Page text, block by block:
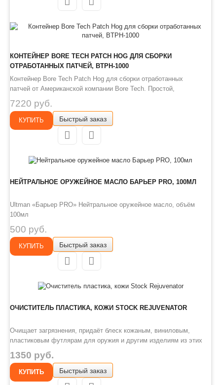
скольжение затворных групп, сп
КОНТЕЙНЕР BORE TECH PATCH HOG ДЛЯ СБОРКИ
ОТРАБОТАННЫХ ПАТЧЕЙ, BTPH-1000
Контейнер Bore Tech Patch Hog для сборки отработанных
патчей от Американской компании Bore Tech. Простой,
эффективный и удобный. Отличный подарок как себе так и
любому охотнику. Сборщик патчей первый на рынке,
оригинальный запатентованный контейнер, предназначенный для
сбора исп..
7220 руб.
КУПИТЬ Быстрый заказ
НЕЙТРАЛЬНОЕ ОРУЖЕЙНОЕ МАСЛО БАРЬЕР PRO, 100МЛ
Ultman «Барьер PRO» Нейтральное оружейное масло, объём
100мл
Нейтральное оружейное масло Ultman «Барьер PRO»
предназначено для надежной защиты всех видов огнестрельного
оружия в процессе среднесрочного и межсезонного хранения.
Предотвращает проникновения воды к поверхности металла,
вытесняет уже существующую влагу, обладает свойствами
500 руб.
КУПИТЬ Быстрый заказ
ОЧИСТИТЕЛЬ ПЛАСТИКА, КОЖИ STOCK REJUVENATOR
Очищает загрязнения, придаёт блеск кожаным, виниловым,
пластиковым футлярам для оружия и другим изделиям из этих
материалов. Обогащает цветовую насыщенность. Подходит для
многих материалов, в том числе для дерева, металла и пластика.
Безвреден для никелевых, воронёных и нержавеющих металлов,
1350 руб.
КУПИТЬ Быстрый заказ